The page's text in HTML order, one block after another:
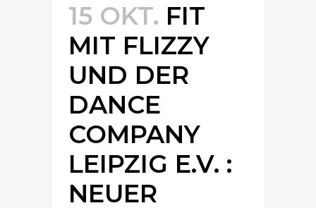
15 OKT. FIT
MIT FLIZZY
UND DER
DANCE
COMPANY
LEIPZIG E.V. :
NEUER